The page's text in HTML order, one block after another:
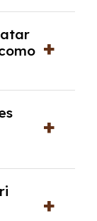
empresa
y, en
un pago
con